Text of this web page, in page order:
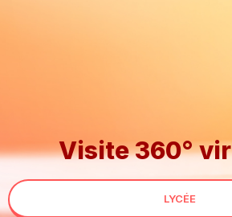
Visite 360°
LYCÉE